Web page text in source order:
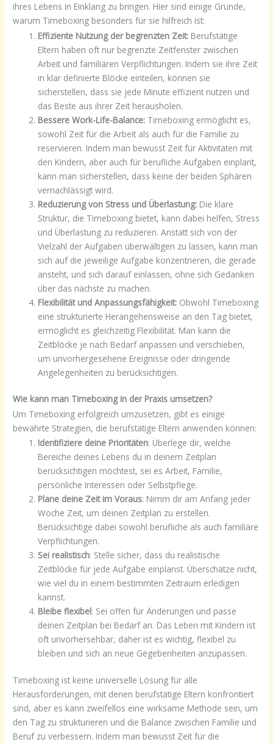
ihres Lebens in Einklang zu bringen. Hier sind einige Gründe,
warum Timeboxing besonders für sie hilfreich ist:
Effiziente Nutzung der begrenzten Zeit: Berufstätige
Eltern haben oft nur begrenzte Zeitfenster zwischen
Arbeit und familiären Verpflichtungen. Indem sie ihre Zeit
in klar definierte Blöcke einteilen, können sie
sicherstellen, dass sie jede Minute effizient nutzen und
das Beste aus ihrer Zeit herausholen.
Bessere Work-Life-Balance: Timeboxing ermöglicht es,
sowohl Zeit für die Arbeit als auch für die Familie zu
reservieren. Indem man bewusst Zeit für Aktivitäten mit
den Kindern, aber auch für berufliche Aufgaben einplant,
kann man sicherstellen, dass keine der beiden Sphären
vernachlässigt wird.
Reduzierung von Stress und Überlastung: Die klare
Struktur, die Timeboxing bietet, kann dabei helfen, Stress
und Überlastung zu reduzieren. Anstatt sich von der
Vielzahl der Aufgaben überwältigen zu lassen, kann man
sich auf die jeweilige Aufgabe konzentrieren, die gerade
ansteht, und sich darauf einlassen, ohne sich Gedanken
über das nächste zu machen.
Flexibilität und Anpassungsfähigkeit: Obwohl Timeboxing
eine strukturierte Herangehensweise an den Tag bietet,
ermöglicht es gleichzeitig Flexibilität. Man kann die
Zeitblöcke je nach Bedarf anpassen und verschieben,
um unvorhergesehene Ereignisse oder dringende
Angelegenheiten zu berücksichtigen.
Wie kann man Timeboxing in der Praxis umsetzen?
Um Timeboxing erfolgreich umzusetzen, gibt es einige
bewährte Strategien, die berufstätige Eltern anwenden können:
Identifiziere deine Prioritäten: Überlege dir, welche
Bereiche deines Lebens du in deinem Zeitplan
berücksichtigen möchtest, sei es Arbeit, Familie,
persönliche Interessen oder Selbstpflege.
Plane deine Zeit im Voraus: Nimm dir am Anfang jeder
Woche Zeit, um deinen Zeitplan zu erstellen.
Berücksichtige dabei sowohl berufliche als auch familiäre
Verpflichtungen.
Sei realistisch: Stelle sicher, dass du realistische
Zeitblöcke für jede Aufgabe einplanst. Überschätze nicht,
wie viel du in einem bestimmten Zeitraum erledigen
kannst.
Bleibe flexibel: Sei offen für Änderungen und passe
deinen Zeitplan bei Bedarf an. Das Leben mit Kindern ist
oft unvorhersehbar, daher ist es wichtig, flexibel zu
bleiben und sich an neue Gegebenheiten anzupassen.
Timeboxing ist keine universelle Lösung für alle
Herausforderungen, mit denen berufstätige Eltern konfrontiert
sind, aber es kann zweifellos eine wirksame Methode sein, um
den Tag zu strukturieren und die Balance zwischen Familie und
Beruf zu verbessern. Indem man bewusst Zeit für die